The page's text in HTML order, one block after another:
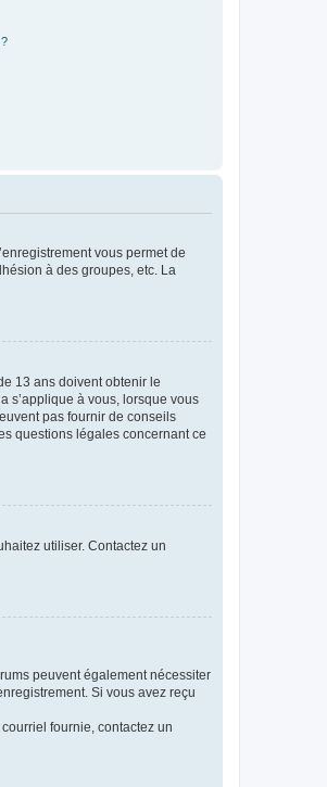
vous permet de
à des groupes, etc. La
13 ans doivent obtenir le
s’applique à vous, lorsque vous
pas fournir de conseils
questions légales concernant ce
utiliser. Contactez un
peuvent également nécessiter
Si vous avez reçu
fournie, contactez un